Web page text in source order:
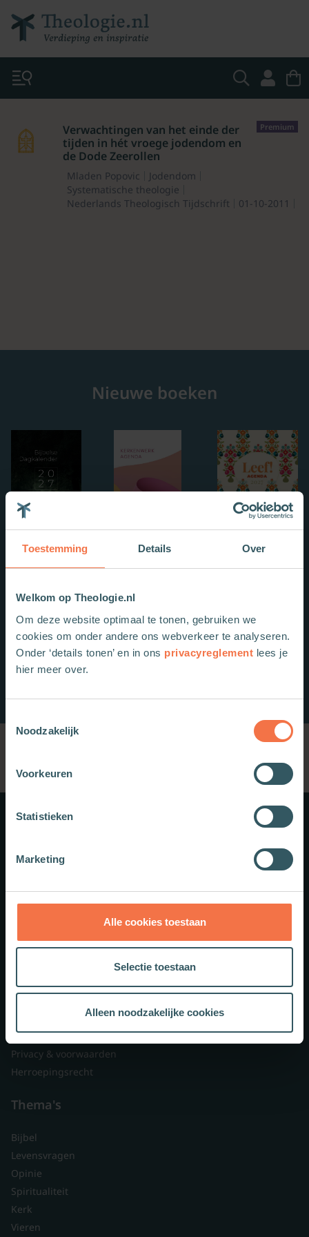
Toestemming Details Over
Welkom op Theologie.nl
Om deze website optimaal te tonen, gebruiken we
cookies om onder andere ons webverkeer te analyseren.
Onder ‘details tonen’ en in ons privacyreglement lees je
hier meer over.
Noodzakelijk
Voorkeuren
Statistieken
Marketing
Alle cookies toestaan
Selectie toestaan
Alleen noodzakelijke cookies
Premium
Verwachtingen van het einde der
tijden in hét vroege jodendom en
de Dode Zeerollen
Mladen Popovic
Jodendom
Systematische theologie
Nederlands Theologisch Tijdschrift
01-10-2011
Nieuwe boeken
Schrijf je in voor onze nieuwsbrief.
Lid worden
Nieuwsbrieven
Branded content
Privacy & voorwaarden
Herroepingsrecht
Thema's
Bijbel
Levensvragen
Opinie
Spiritualiteit
Kerk
Vieren